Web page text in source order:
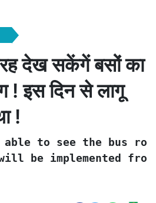
देख सकेंगें बसों का
! इस दिन से लागू
!
able to see the bus
will be implemented